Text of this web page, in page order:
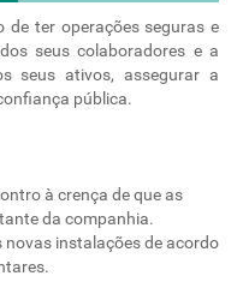
de ter operações seguras e
seus colaboradores e a
seus ativos, assegurar a
pública.
à crença de que as
da companhia.
instalações de acordo